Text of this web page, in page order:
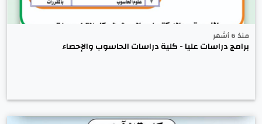
منذ 6 أشهر
برامج دراسات عليا - كلية دراسات الحاسوب والإحصاء